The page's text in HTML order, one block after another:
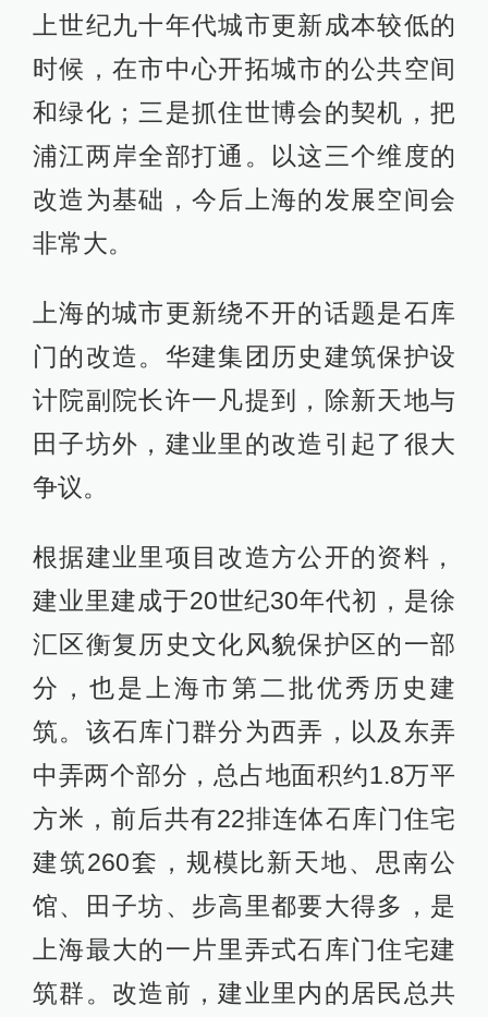
上世纪九十年代城市更新成本较低的
时候，在市中心开拓城市的公共空间
和绿化；三是抓住世博会的契机，把
浦江两岸全部打通。以这三个维度的
改造为基础，今后上海的发展空间会
非常大。
上海的城市更新绕不开的话题是石库
门的改造。华建集团历史建筑保护设
计院副院长许一凡提到，除新天地与
田子坊外，建业里的改造引起了很大
争议。
根据建业里项目改造方公开的资料，
建业里建成于20世纪30年代初，是徐
汇区衡复历史文化风貌保护区的一部
分，也是上海市第二批优秀历史建
筑。该石库门群分为西弄，以及东弄
中弄两个部分，总占地面积约1.8万平
方米，前后共有22排连体石库门住宅
建筑260套，规模比新天地、思南公
馆、田子坊、步高里都要大得多，是
上海最大的一片里弄式石库门住宅建
筑群。改造前，建业里内的居民总共